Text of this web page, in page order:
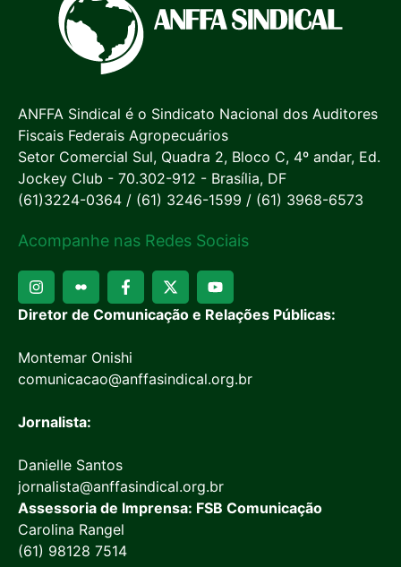
ANFFA Sindical é o Sindicato Nacional dos Auditores
Fiscais Federais Agropecuários
Setor Comercial Sul, Quadra 2, Bloco C, 4º andar, Ed.
Jockey Club - 70.302-912 - Brasília, DF
(61)3224-0364 / (61) 3246-1599 / (61) 3968-6573
Acompanhe nas Redes Sociais
Diretor de Comunicação e Relações Públicas:
Montemar Onishi
comunicacao@anffasindical.org.br
Jornalista:
Danielle Santos
jornalista@anffasindical.org.br
Assessoria de Imprensa: FSB Comunicação
Carolina Rangel
(61) 98128 7514